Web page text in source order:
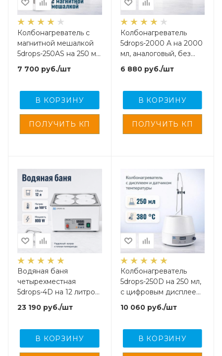
Колбонагреватель с
магнитной мешалкой
5drops-250AS на 250 мл,
аналоговый, без
дисплея
7 700 руб./шт
В КОРЗИНУ
Колбонагреватель
5drops-2000 A на 2000
мл, аналоговый, без
6 880руб./шт
В КОРЗИНУ
Водяная баня
четырехместная
5drops-4D на 12 литров,
с защитой от
перегорания без воды
23 190 руб./шт
В КОРЗИНУ
Колбонагреватель
5drops-250D на 250 мл,
с цифровым дисплеем
и внешним датчиком
температуры
10 060руб./шт
В КОРЗИНУ